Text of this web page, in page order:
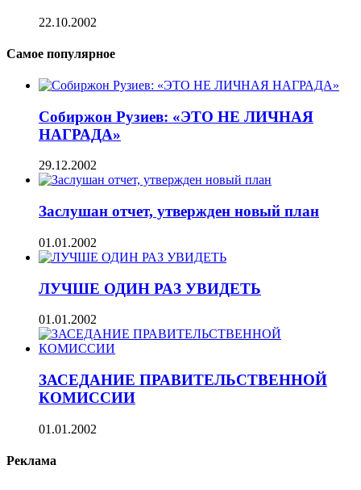
22.10.2002
Самое популярное
Собиржон Рузиев: «ЭТО НЕ ЛИЧНАЯ
НАГРАДА»
29.12.2002
Заслушан отчет, утвержден новый план
01.01.2002
ЛУЧШЕ ОДИН РАЗ УВИДЕТЬ
01.01.2002
ЗАСЕДАНИЕ ПРАВИТЕЛЬСТВЕННОЙ
КОМИССИИ
01.01.2002
Реклама